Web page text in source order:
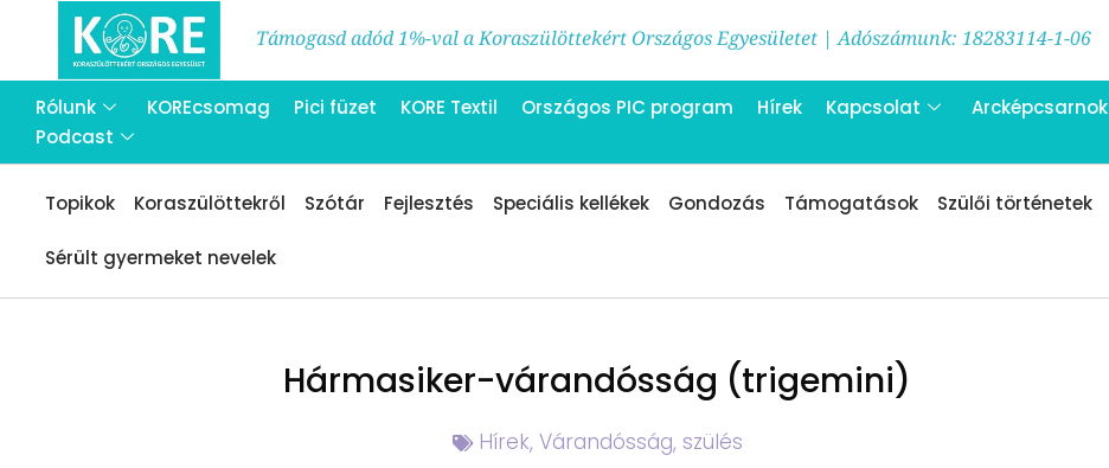
Támogasd adód 1%-val a Koraszülöttekért Országos Egyesületet | Adószámunk: 18283114-1-06
Rólunk KOREcsomag Pici füzet KORE Textil Országos PIC program Hírek Kapcsolat Arcképcsarnok
Podcast
Topikok Koraszülöttekről Szótár Fejlesztés Speciális kellékek Gondozás Támogatások Szülői történetek
Sérült gyermeket nevelek
Hármasiker-várandósság (trigemini)
Hírek, Várandósság, szülés